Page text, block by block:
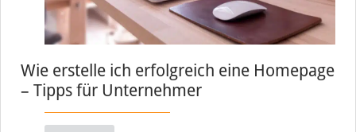
Wie erstelle ich erfolgreich eine Homepage
– Tipps für Unternehmer